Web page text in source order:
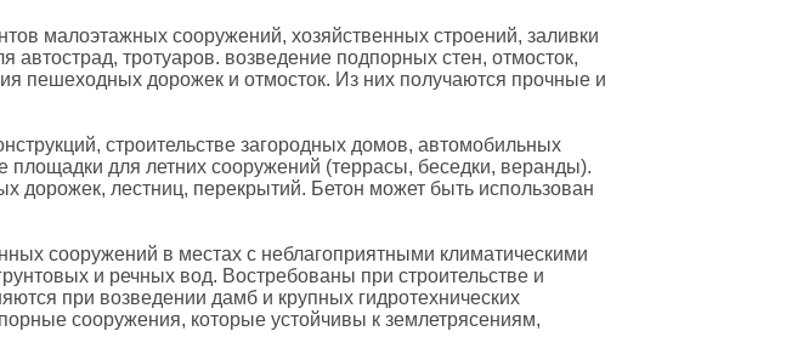
малоэтажных сооружений, хозяйственных строений, заливки
тротуаров. возведение подпорных стен, отмосток,
пешеходных дорожек и отмосток. Из них получаются прочные и
строительстве загородных домов, автомобильных
для летних сооружений (террасы, беседки, веранды).
дорожек, лестниц, перекрытий. Бетон может быть использован
сооружений в местах с неблагоприятными климатическими
и речных вод. Востребованы при строительстве и
при возведении дамб и крупных гидротехнических
сооружения, которые устойчивы к землетрясениям,